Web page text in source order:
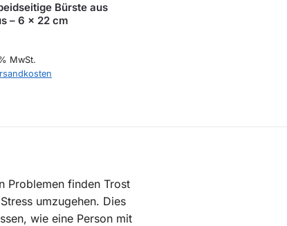
Bürste aus
– 6 x 22 cm
MwSt.
Problemen finden Trost
umzugehen. Dies
wie eine Person mit